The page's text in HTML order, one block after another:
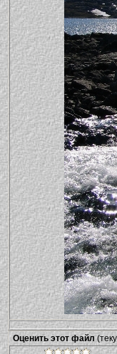
Оценить этот файл